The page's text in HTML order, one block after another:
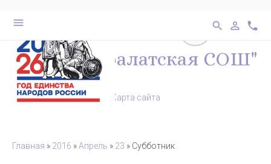
перейти на
menu search person_outline phone
МКОУ "Каралатская СОШ"
Карта сайта
Главная » 2016 »Апрель » 23 » Субботник